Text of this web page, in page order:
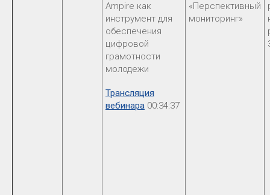
Ampire как
инструмент для
обеспечения
цифровой
грамотности
молодежи
Трансляция
вебинара 00:34:37
«Перспективный
мониторинг»